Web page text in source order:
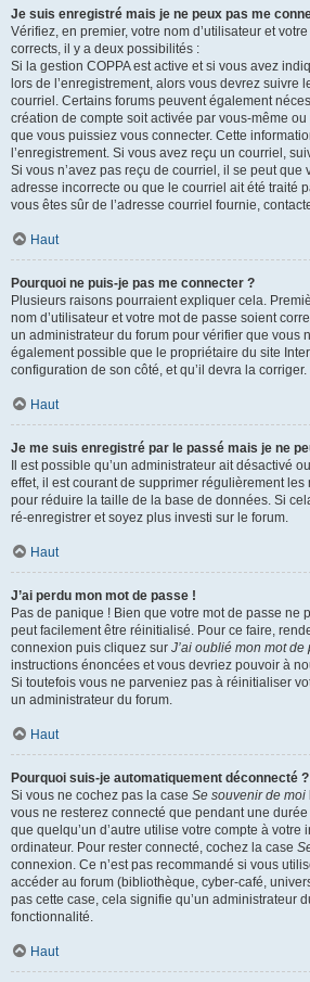
Je suis enregistré mais je ne peux pas me
Vérifiez, en premier, votre nom d’utilisateur et
corrects, il y a deux possibilités :
Si la gestion COPPA est active et si vous avez
lors de l’enregistrement, alors vous devrez suivre
courriel. Certains forums peuvent également
création de compte soit activée par vous-même
que vous puissiez vous connecter. Cette
l’enregistrement. Si vous avez reçu un courriel,
Si vous n’avez pas reçu de courriel, il se peut que
adresse incorrecte ou que le courriel ait été traité
vous êtes sûr de l’adresse courriel fournie,
Haut
Pourquoi ne puis-je pas me connecter ?
Plusieurs raisons pourraient expliquer cela.
nom d’utilisateur et votre mot de passe soient
un administrateur du forum pour vérifier que vous
également possible que le propriétaire du site
configuration de son côté, et qu’il devra la corriger.
Haut
Je me suis enregistré par le passé mais je ne
Il est possible qu’un administrateur ait désactivé
effet, il est courant de supprimer régulièrement les
pour réduire la taille de la base de données. Si
ré-enregistrer et soyez plus investi sur le forum.
Haut
J’ai perdu mon mot de passe !
Pas de panique ! Bien que votre mot de passe ne
peut facilement être réinitialisé. Pour ce faire,
connexion puis cliquez sur J’ai oublié mon mot de
instructions énoncées et vous devriez pouvoir à
Si toutefois vous ne parveniez pas à réinitialiser
un administrateur du forum.
Haut
Pourquoi suis-je automatiquement déconnecté ?
Si vous ne cochez pas la case Se souvenir de moi
vous ne resterez connecté que pendant une
que quelqu’un d’autre utilise votre compte à votre
ordinateur. Pour rester connecté, cochez la case
connexion. Ce n’est pas recommandé si vous
accéder au forum (bibliothèque, cyber-café,
pas cette case, cela signifie qu’un administrateur
fonctionnalité.
Haut